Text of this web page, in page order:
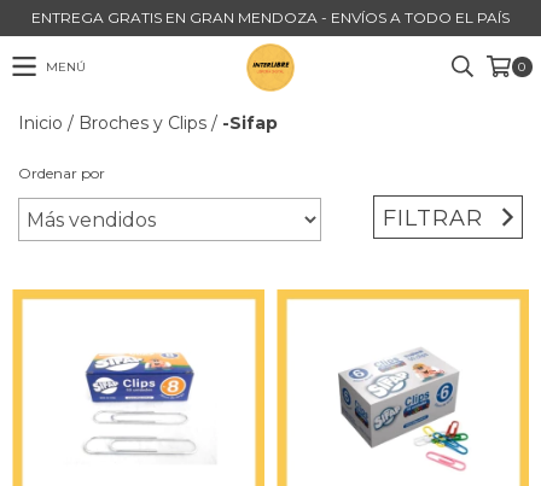
ENTREGA GRATIS EN GRAN MENDOZA - ENVÍOS A TODO EL PAÍS
MENÚ 0
Inicio / Broches y Clips / -Sifap
Ordenar por
FILTRAR